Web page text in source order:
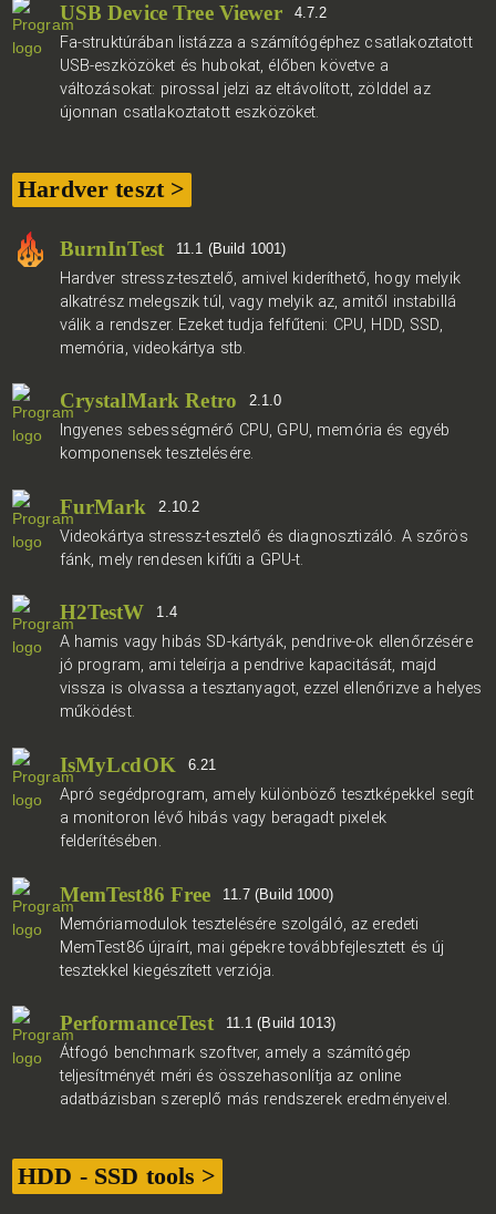
USB Device Tree Viewer 4.7.2
Fa-struktúrában listázza a számítógéphez csatlakoztatott
USB-eszközöket és hubokat, élőben követve a
változásokat: pirossal jelzi az eltávolított, zölddel az
újonnan csatlakoztatott eszközöket.
Hardver teszt >
BurnInTest 11.1 (Build 1001)
Hardver stressz-tesztelő, amivel kideríthető, hogy melyik
alkatrész melegszik túl, vagy melyik az, amitől instabillá
válik a rendszer. Ezeket tudja felfűteni: CPU, HDD, SSD,
memória, videokártya stb.
CrystalMark Retro 2.1.0
Ingyenes sebességmérő CPU, GPU, memória és egyéb
komponensek tesztelésére.
FurMark 2.10.2
Videokártya stressz-tesztelő és diagnosztizáló. A szőrös
fánk, mely rendesen kifűti a GPU-t.
H2TestW 1.4
A hamis vagy hibás SD-kártyák, pendrive-ok ellenőrzésére
jó program, ami teleírja a pendrive kapacitását, majd
vissza is olvassa a tesztanyagot, ezzel ellenőrizve a helyes
működést.
IsMyLcdOK 6.21
Apró segédprogram, amely különböző tesztképekkel segít
a monitoron lévő hibás vagy beragadt pixelek
felderítésében.
MemTest86 Free 11.7 (Build 1000)
Memóriamodulok tesztelésére szolgáló, az eredeti
MemTest86 újraírt, mai gépekre továbbfejlesztett és új
tesztekkel kiegészített verziója.
PerformanceTest 11.1 (Build 1013)
Átfogó benchmark szoftver, amely a számítógép
teljesítményét méri és összehasonlítja az online
adatbázisban szereplő más rendszerek eredményeivel.
HDD - SSD tools >